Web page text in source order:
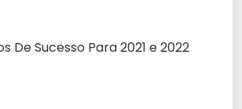
De Sucesso Para 2021 e 2022